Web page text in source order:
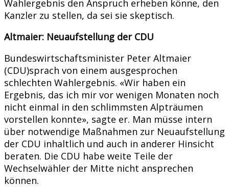
Wahlergebnis den Anspruch erheben könne, den
Kanzler zu stellen, da sei sie skeptisch.
Altmaier: Neuaufstellung der CDU
Bundeswirtschaftsminister Peter Altmaier
(CDU)sprach von einem ausgesprochen
schlechten Wahlergebnis. «Wir haben ein
Ergebnis, das ich mir vor wenigen Monaten noch
nicht einmal in den schlimmsten Alpträumen
vorstellen konnte», sagte er. Man müsse intern
über notwendige Maßnahmen zur Neuaufstellung
der CDU inhaltlich und auch in anderer Hinsicht
beraten. Die CDU habe weite Teile der
Wechselwähler der Mitte nicht ansprechen
können.